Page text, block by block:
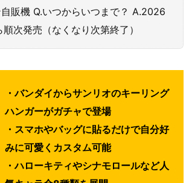
販機 Q.いつからいつまで？ A.2026
次発売（なくなり次第終了）
・バンダイからサンリオのキーリング
ハンガーがガチャで登場
・スマホやバッグに貼るだけで自分好
みに可愛くカスタム可能
・ハローキティやシナモロールなど人